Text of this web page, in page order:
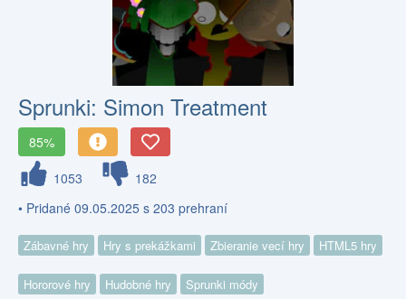
Sprunki: Simon Treatment
85%
1053
182
• Pridané 09.05.2025 s 203 prehraní
Zábavné hry Hry s prekážkami Zbieranie vecí hry HTML5 hry
Hororové hry Hudobné hry Sprunki módy